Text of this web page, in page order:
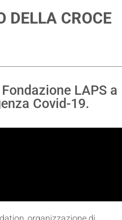
DELLA CROCE
LAPS a
Covid-19.